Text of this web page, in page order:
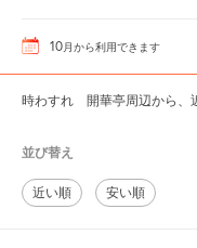
10月から利用できます
時わすれ 開華亭周辺から、
並び替え
近い順 安い順